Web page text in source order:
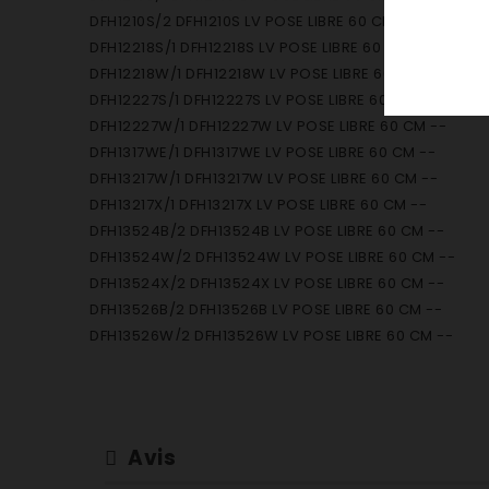
DFH1210S/2 DFH1210S LV POSE LIBRE 60 CM --
DFH12218S/1 DFH12218S LV POSE LIBRE 60 CM --
DFH12218W/1 DFH12218W LV POSE LIBRE 60 CM --
DFH12227S/1 DFH12227S LV POSE LIBRE 60 CM --
DFH12227W/1 DFH12227W LV POSE LIBRE 60 CM --
DFH1317WE/1 DFH1317WE LV POSE LIBRE 60 CM --
DFH13217W/1 DFH13217W LV POSE LIBRE 60 CM --
DFH13217X/1 DFH13217X LV POSE LIBRE 60 CM --
DFH13524B/2 DFH13524B LV POSE LIBRE 60 CM --
DFH13524W/2 DFH13524W LV POSE LIBRE 60 CM --
DFH13524X/2 DFH13524X LV POSE LIBRE 60 CM --
DFH13526B/2 DFH13526B LV POSE LIBRE 60 CM --
DFH13526W/2 DFH13526W LV POSE LIBRE 60 CM --
DFH14104X/2 DFH14104X LV POSE LIBRE 60 CM --
Avis